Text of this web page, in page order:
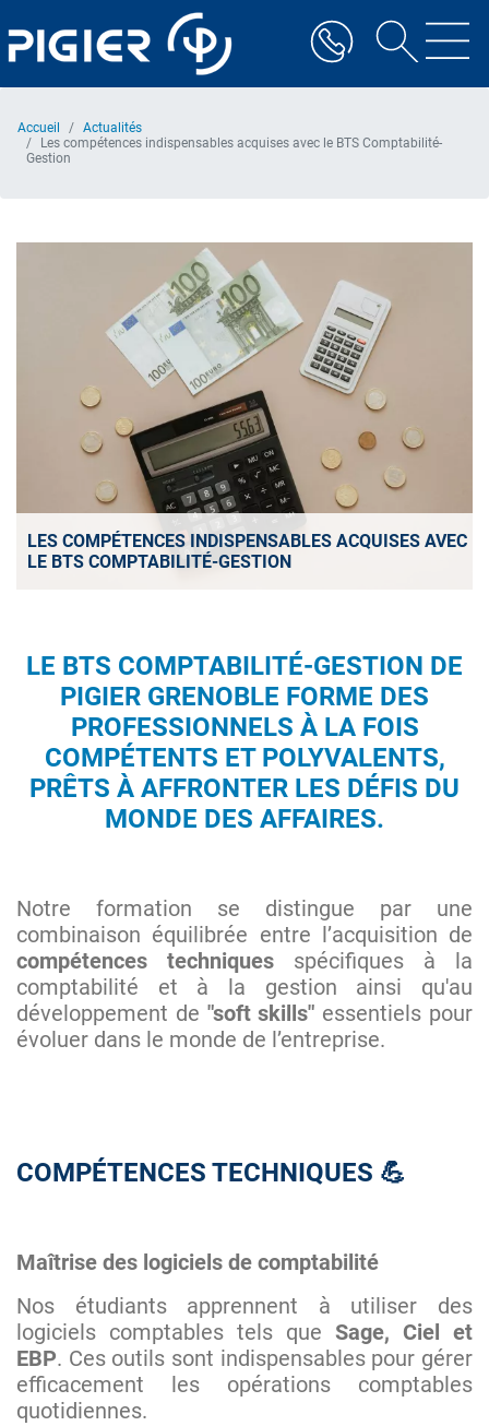
au
contenu
Accueil
Actualités
Les compétences indispensables acquises avec le BTS Comptabilité-
Gestion
LES COMPÉTENCES INDISPENSABLES ACQUISES AVEC
LE BTS COMPTABILITÉ-GESTION
LE BTS COMPTABILITÉ-GESTION DE
PIGIER GRENOBLE FORME DES
PROFESSIONNELS À LA FOIS
COMPÉTENTS ET POLYVALENTS,
PRÊTS À AFFRONTER LES DÉFIS DU
MONDE DES AFFAIRES.
Notre formation se distingue par une
combinaison équilibrée entre l’acquisition de
compétences techniques spécifiques à la
comptabilité et à la gestion ainsi qu'au
développement de "soft skills" essentiels pour
évoluer dans le monde de l’entreprise.
COMPÉTENCES TECHNIQUES 💪
Maîtrise des logiciels de comptabilité
Nos étudiants apprennent à utiliser des
logiciels comptables tels que Sage, Ciel et
EBP. Ces outils sont indispensables pour gérer
efficacement les opérations comptables
quotidiennes.